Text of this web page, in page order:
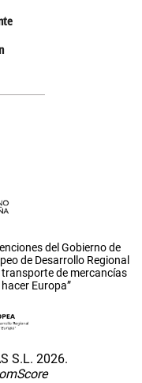
del Gobierno de
de Desarrollo Regional
de mercancías
Europa”
S.L. 2026.